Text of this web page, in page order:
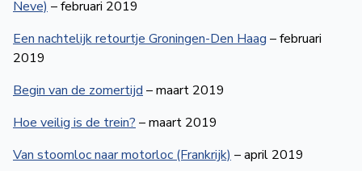
Neve)– februari 2019
Een nachtelijk retourtje Groningen-Den Haag – februari
2019
Begin van de zomertijd– maart 2019
Hoe veilig is de trein?– maart 2019
Van stoomloc naar motorloc (Frankrijk)– april 2019